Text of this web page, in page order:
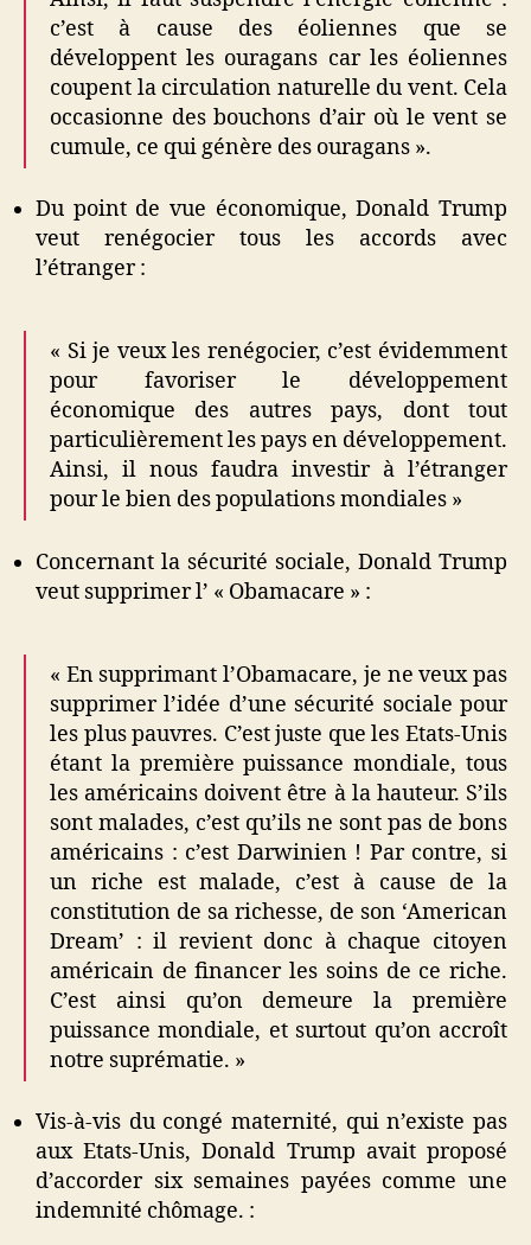
c’est à cause des éoliennes que se
développent les ouragans car les éoliennes
coupent la circulation naturelle du vent. Cela
occasionne des bouchons d’air où le vent se
cumule, ce qui génère des ouragans ».
Du point de vue économique, Donald Trump
veut renégocier tous les accords avec
l’étranger :
« Si je veux les renégocier, c’est évidemment
pour favoriser le développement
économique des autres pays, dont tout
particulièrement les pays en développement.
Ainsi, il nous faudra investir à l’étranger
pour le bien des populations mondiales »
Concernant la sécurité sociale, Donald Trump
veut supprimer l’ « Obamacare » :
« En supprimant l’Obamacare, je ne veux pas
supprimer l’idée d’une sécurité sociale pour
les plus pauvres. C’est juste que les Etats-Unis
étant la première puissance mondiale, tous
les américains doivent être à la hauteur. S’ils
sont malades, c’est qu’ils ne sont pas de bons
américains : c’est Darwinien ! Par contre, si
un riche est malade, c’est à cause de la
constitution de sa richesse, de son ‘American
Dream’ : il revient donc à chaque citoyen
américain de financer les soins de ce riche.
C’est ainsi qu’on demeure la première
puissance mondiale, et surtout qu’on accroît
notre suprématie. »
Vis-à-vis du congé maternité, qui n’existe pas
aux Etats-Unis, Donald Trump avait proposé
d’accorder six semaines payées comme une
indemnité chômage. :